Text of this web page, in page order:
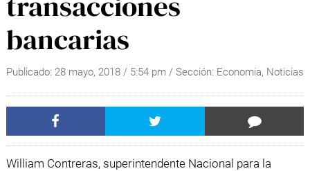
bancarias
Publicado: 28 mayo, 2018/ 5:54 pm / Sección: Economia, Noticias
William Contreras, superintendente Nacional para la